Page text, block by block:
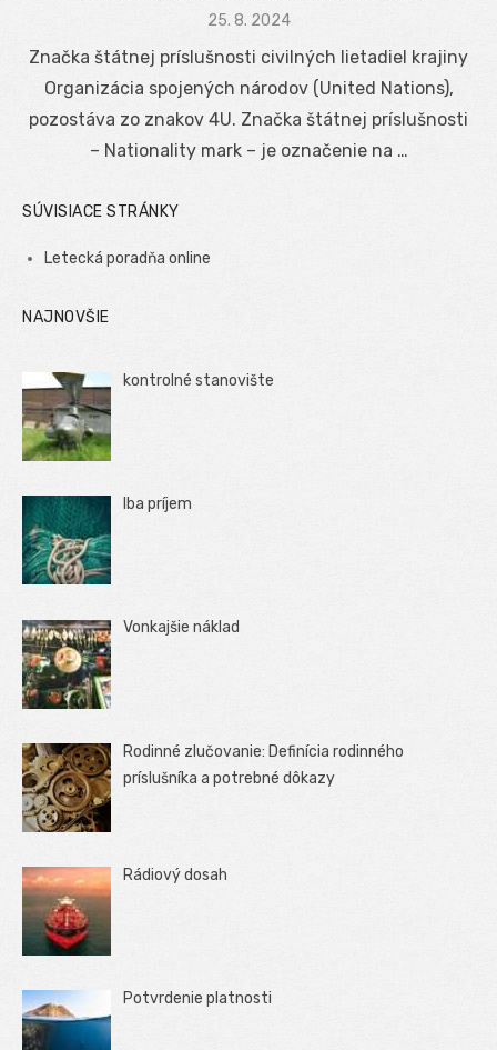
Posted
25. 8. 2024
Značka štátnej príslušnosti civilných lietadiel krajiny
Organizácia spojených národov (United Nations),
pozostáva zo znakov 4U. Značka štátnej príslušnosti
– Nationality mark – je označenie na …
SÚVISIACE STRÁNKY
Letecká poradňa online
NAJNOVŠIE
kontrolné stanovište
Iba príjem
Vonkajšie náklad
Rodinné zlučovanie: Definícia rodinného
príslušníka a potrebné dôkazy
Rádiový dosah
Potvrdenie platnosti